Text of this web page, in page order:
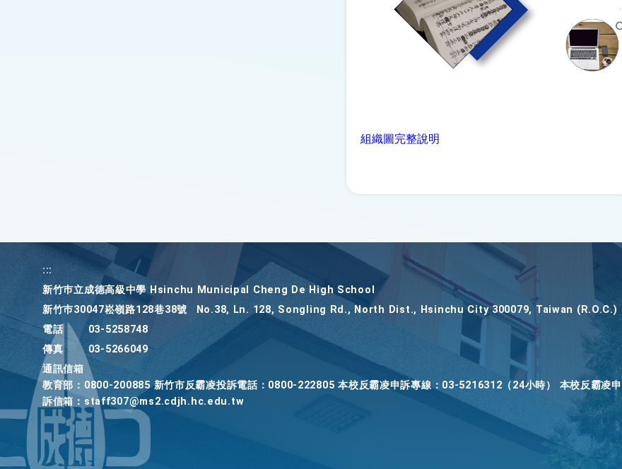
組織圖完整說明
:::
新竹巿立成德高級中學 Hsinchu Municipal Cheng De High School
新竹巿30047崧嶺路128巷38號
No.38, Ln. 128, Songling Rd., North Dist., Hsinchu City 300079, Taiwan (R.O.C.)
電話
03-5258748
傳真
03-5266049
通訊信箱
教育部：0800-200885 新竹市反霸凌投訴電話：0800-222805 本校反霸凌申訴專線：03-5216312（24小時） 本校反霸凌申
訴信箱：staff307@ms2.cdjh.hc.edu.tw